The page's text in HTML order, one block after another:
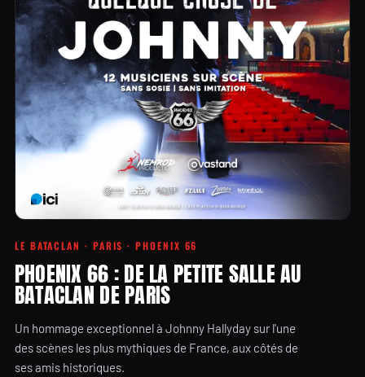
LE BATACLAN · PARIS · PHOENIX 66
PHOENIX 66 : DE LA PETITE SALLE AU
BATACLAN DE PARIS
Un hommage exceptionnel à Johnny Hallyday sur l'une
des scènes les plus mythiques de France, aux côtés de
ses amis historiques.